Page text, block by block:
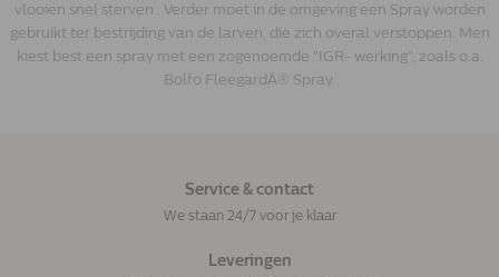
vlooien snel sterven . Verder moet in de omgeving een Spray worden
gebruikt ter bestrijding van de larven, die zich overal verstoppen. Men
kiest best een spray met een zogenoemde "IGR- werking", zoals o.a.
Bolfo FleegardÂ® Spray.
Service & contact
We staan 24/7 voor je klaar
Leveringen